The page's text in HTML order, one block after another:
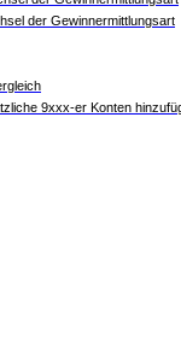
der Gewinnermittlungsart
9xxx-er Konten